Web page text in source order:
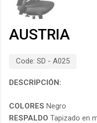
AUSTRIA
Code: SD - A025
DESCRIPCIÓN:
COLORES Negro
RESPALDO Tapizado en